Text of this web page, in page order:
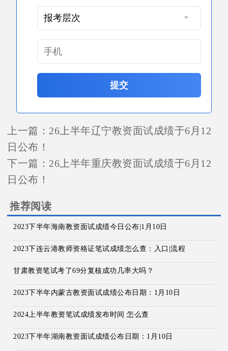
提交
上一篇： 26上半年辽宁教资面试成绩于6月12
日公布！
下一篇： 26上半年重庆教资面试成绩于6月12
日公布！
推荐阅读
2023下半年海南教资面试成绩今日公布|1月10日
2023下连云港教师资格证笔试成绩怎么查：入口|流程
甘肃教资笔试考了69分复核成功几率大吗？
2023下半年内蒙古教资面试成绩公布日期：1月10日
2024上半年教资笔试成绩发布时间 怎么查
2023下半年湖南教资面试成绩公布日期：1月10日